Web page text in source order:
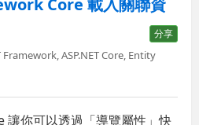
Core 載入關聯資
分享
Framework,ASP.NET Core, Entity
你可以透過「導覽屬性」快